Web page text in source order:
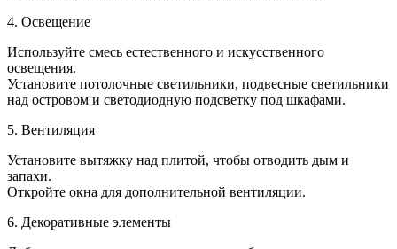
4. Освещение
Используйте смесь естественного и искусственного
освещения.
Установите потолочные светильники, подвесные светильники
над островом и светодиодную подсветку под шкафами.
5. Вентиляция
Установите вытяжку над плитой, чтобы отводить дым и
запахи.
Откройте окна для дополнительной вентиляции.
6. Декоративные элементы